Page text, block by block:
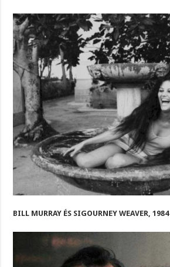
BILL MURRAY ÉS SIGOURNEY WEAVER, 1984